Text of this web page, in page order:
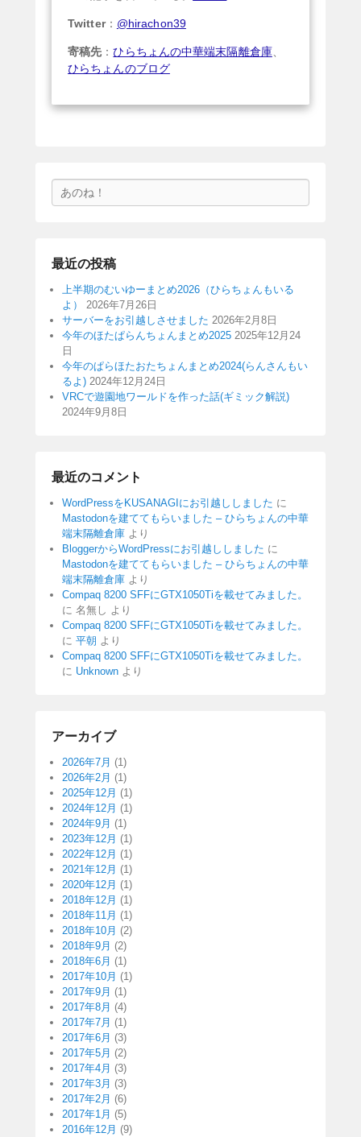
Twitter： @hirachon39
寄稿先 ：ひらちょんの中華端末隔離倉庫、
ひらちょんのブログ
索
最近の投稿
上半期のむいゆーまとめ2026（ひらちょんもいる
よ）
2026年7月26日
サーバーをお引越しさせました 2026年2月8日
今年のほたぱらんちょんまとめ2025 2025年12月24
日
今年のぱらほたおたちょんまとめ2024(らんさんもい
るよ) 2024年12月24日
VRCで遊園地ワールドを作った話(ギミック解説)
2024年9月8日
最近のコメント
WordPressをKUSANAGIにお引越ししました に
Mastodonを建ててもらいました – ひらちょんの中華
端末隔離倉庫 より
BloggerからWordPressにお引越ししました に
Mastodonを建ててもらいました – ひらちょんの中華
端末隔離倉庫 より
Compaq 8200 SFFにGTX1050Tiを載せてみました。
に 名無し より
Compaq 8200 SFFにGTX1050Tiを載せてみました。
に 平朝 より
Compaq 8200 SFFにGTX1050Tiを載せてみました。
に Unknown より
アーカイブ
2026年7月 (1)
2026年2月 (1)
2025年12月 (1)
2024年12月 (1)
2024年9月 (1)
2023年12月 (1)
2022年12月 (1)
2021年12月 (1)
2020年12月 (1)
2018年12月 (1)
2018年11月 (1)
2018年10月 (2)
2018年9月 (2)
2018年6月 (1)
2017年10月 (1)
2017年9月 (1)
2017年8月 (4)
2017年7月 (1)
2017年6月 (3)
2017年5月 (2)
2017年4月 (3)
2017年3月 (3)
2017年2月 (6)
2017年1月 (5)
2016年12月 (9)